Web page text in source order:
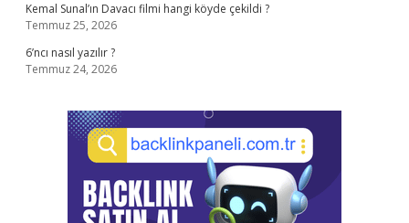
Kemal Sunal’ın Davacı filmi hangi köyde çekildi ?
Temmuz 25, 2026
6’ncı nasıl yazılır ?
Temmuz 24, 2026